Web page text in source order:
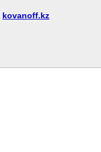
kovanoff.kz